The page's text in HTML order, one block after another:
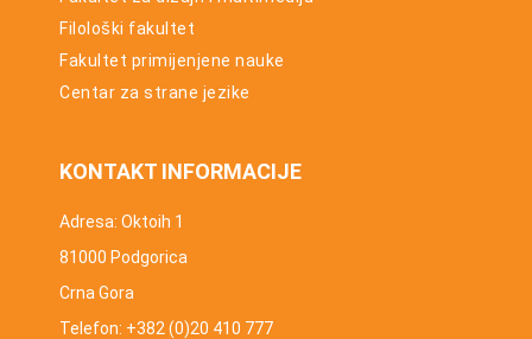
Filološki fakultet
Fakultet primijenjene nauke
Centar za strane jezike
KONTAKT INFORMACIJE
Adresa: Oktoih 1
81000 Podgorica
Crna Gora
Telefon: +382 (0)20 410 777